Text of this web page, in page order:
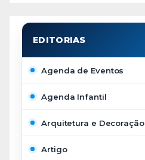
Agenda de Eventos
Agenda Infantil
Arquitetura e Decoração
Artigo